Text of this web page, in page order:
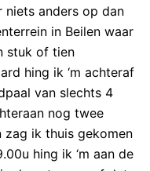
niets anders op dan
in Beilen waar
stuk of tien
hing ik ‘m achteraf
van slechts 4
nog twee
zag ik thuis gekomen
hing ik ‘m aan de